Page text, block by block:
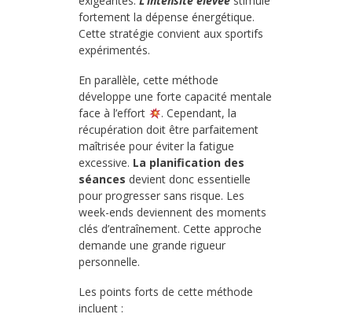
fortement la dépense énergétique.
Cette stratégie convient aux sportifs
expérimentés.
En parallèle, cette méthode
développe une forte capacité mentale
face à l’effort
. Cependant, la
récupération doit être parfaitement
maîtrisée pour éviter la fatigue
excessive. La planification des
séances devient donc essentielle
pour progresser sans risque. Les
week-ends deviennent des moments
clés d’entraînement. Cette approche
demande une grande rigueur
personnelle.
Les points forts de cette méthode
incluent :